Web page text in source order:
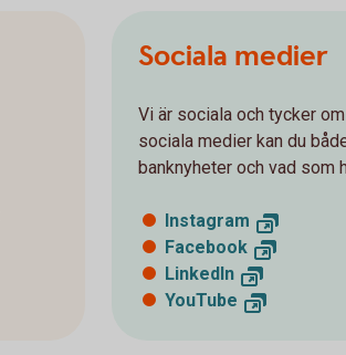
Sociala medier
Vi är sociala och tycker
sociala medier kan du
banknyheter och vad som
Instagram
Facebook
LinkedIn
YouTube